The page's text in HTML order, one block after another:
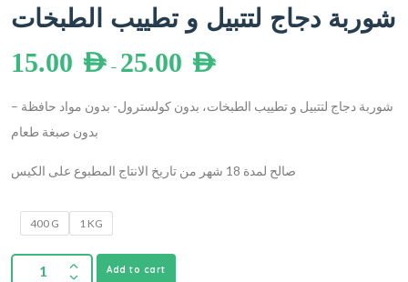
شوربة دجاج لتتبيل و تطييب الطبخات
15.00 AED – 25.00 AED
شوربة دجاج لتتبيل و تطييب الطبخات، بدون كولسترول- بدون مواد حافظة –
بدون صبغة طعام
صالح لمدة 18 شهر من تاريخ الانتاج المطبوع على الكيس
400 G 1 KG
Add to cart